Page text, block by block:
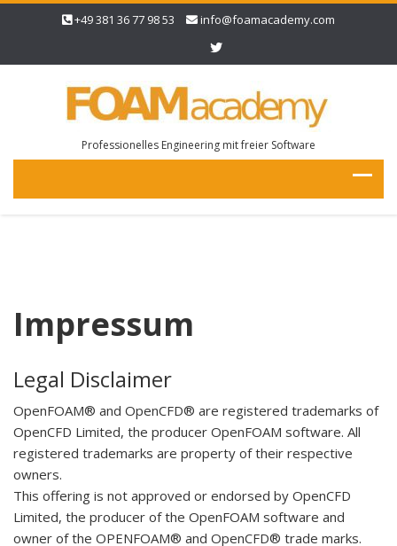
+49 381 36 77 98 53 info@foamacademy.com
Professionelles Engineering mit freier Software
Impressum
Legal Disclaimer
OpenFOAM® and OpenCFD® are registered trademarks of
OpenCFD Limited, the producer OpenFOAM software. All
registered trademarks are property of their respective
owners.
This offering is not approved or endorsed by OpenCFD
Limited, the producer of the OpenFOAM software and
owner of the OPENFOAM® and OpenCFD® trade marks.